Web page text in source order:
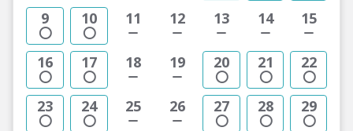
9 10 11 12 13 14 15
16 17 18 19 20 21 22
23 24 25 26 27 28 29